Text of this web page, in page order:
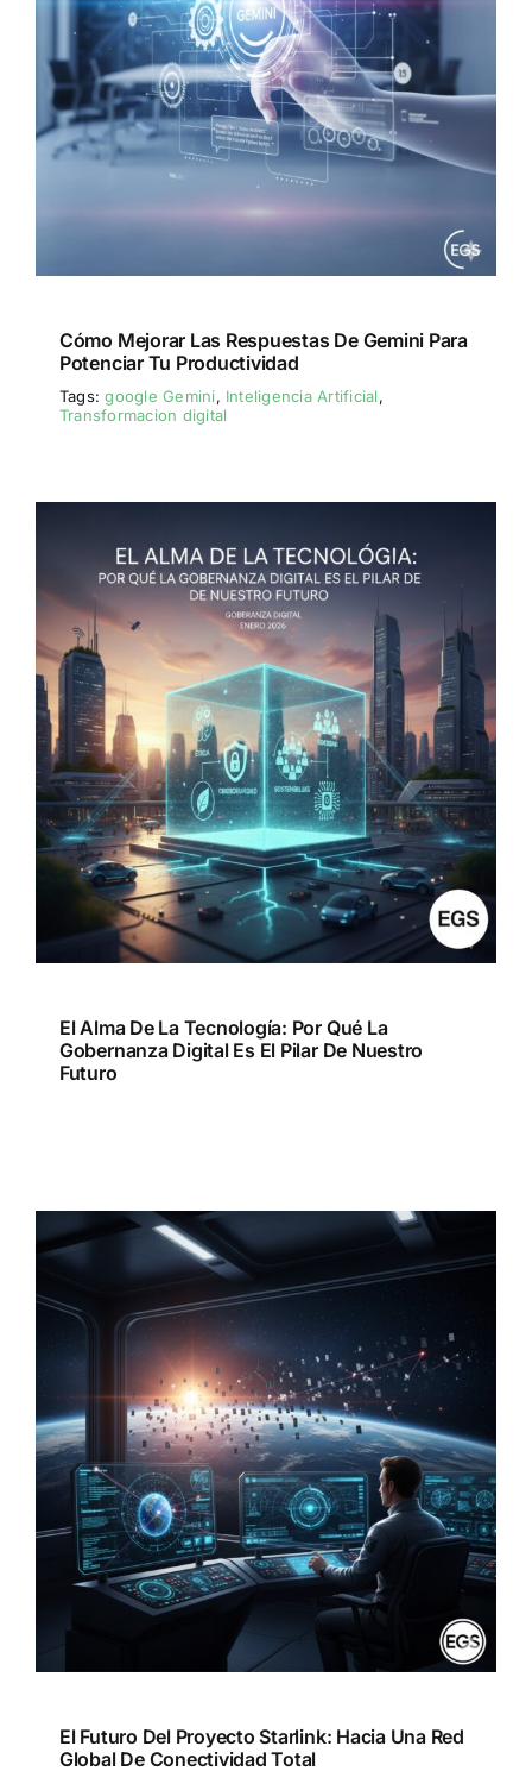
Cómo Mejorar Las Respuestas De Gemini Para
Potenciar Tu Productividad
Tags:google Gemini, Inteligencia Artificial,
Transformacion digital
El Alma De La Tecnología: Por Qué La
Gobernanza Digital Es El Pilar De Nuestro
Futuro
El Futuro Del Proyecto Starlink: Hacia Una Red
Global De Conectividad Total